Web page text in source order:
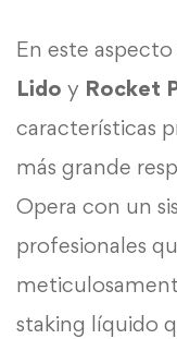
En este
Lido y Rocket
características
más grande
Opera con un
profesionales
staking líquido